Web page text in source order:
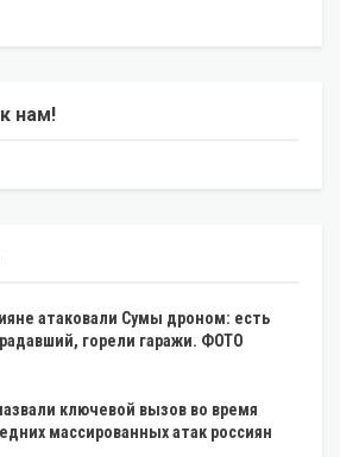
нам!
атаковали Сумы дроном: есть
горели гаражи. ФОТО
ключевой вызов во время
массированных атак россиян